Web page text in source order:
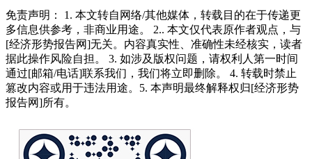
免责声明： 1. 本文转自网络/其他媒体，转载目的在于传递更
多信息供参考，非商业用途。 2.. 本文仅代表原作者观点，与
[经济形势报告网]无关。内容真实性、准确性未经核实，读者
据此操作风险自担。 3. 如涉及版权问题，请权利人第一时间
通过[邮箱/电话]联系我们，我们将立即删除。 4. 转载时禁止
篡改内容或用于违法用途。5. 本声明最终解释权归[经济形势
报告网]所有。